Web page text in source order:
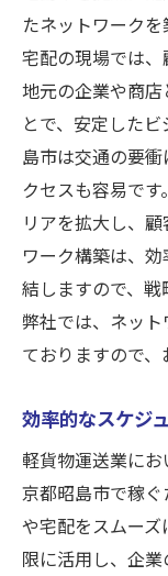
たネットワーク
宅配の現場では、
地元の企業や商
とで、安定した
島市は交通の要
クセスも容易で
リアを拡大し、
ワーク構築は、
結しますので、戦
弊社では、ネッ
ておりますので、
効率的なスケジ
軽貨物運送業に
京都昭島市で稼
や宅配をスムー
限に活用し、企